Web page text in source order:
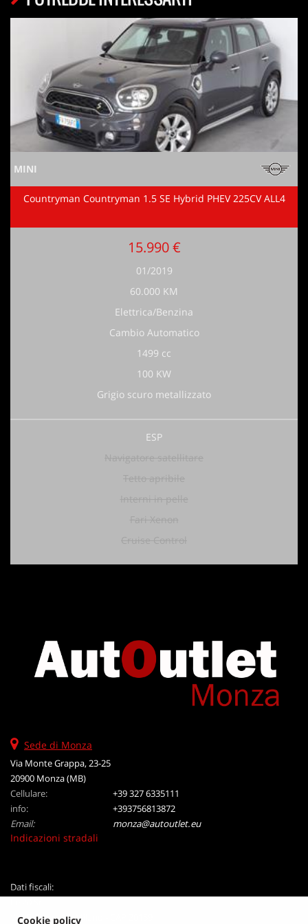
MINI
Countryman Countryman 1.5 SE Hybrid PHEV 225CV ALL4
15.990 €
01/2019
60.000 KM
Elettrica/Benzina
Cambio Automatico
1499 cc
100 KW
Grigio scuro metallizzato
ESP
Sede di Monza
Via Monte Grappa, 23-25
20900 Monza (MB)
Cellulare:
+39 327 6335111
info:
+393756813872
Email:
monza@autoutlet.eu
Indicazioni stradali
Dati fiscali:
VIA B Crespi 19, Milano - CAP 20159
Cookie policy